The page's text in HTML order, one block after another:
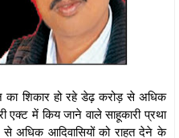
का शिकार हो रहे डेढ़ करोड़ से अधिक
एक्ट में किय जाने वाले साहूकारी प्रथा
अधिक आदिवासियों को राहत देने के